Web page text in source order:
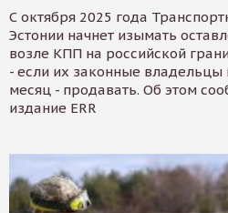
С октября 2025 года
Эстонии начнет изымать
возле КПП на российской
- если их законные владельцы
месяц - продавать. Об этом
издание ERR